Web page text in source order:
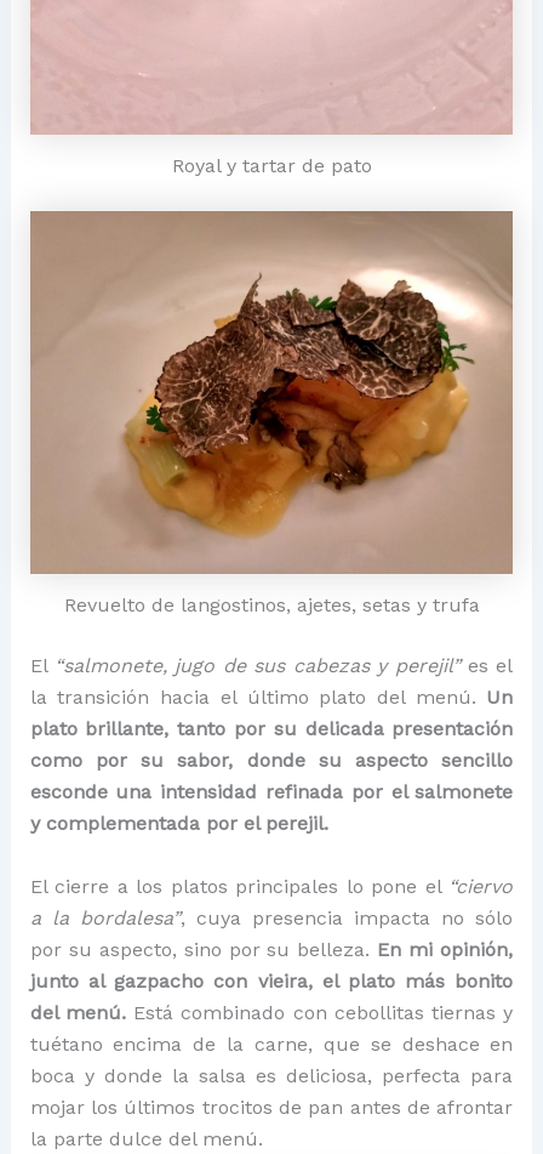
Royal y tartar de pato
Revuelto de langostinos, ajetes, setas y trufa
El “salmonete, jugo de sus cabezas y perejil”es el
la transición hacia el último plato del menú. Un
plato brillante, tanto por su delicada presentación
como por su sabor, donde su aspecto sencillo
esconde una intensidad refinada por el salmonete
y complementada por el perejil.
El cierre a los platos principales lo pone el “ciervo
a la bordalesa”, cuya presencia impacta no sólo
por su aspecto, sino por su belleza. En mi opinión,
junto al gazpacho con vieira, el plato más bonito
del menú.Está combinado con cebollitas tiernas y
tuétano encima de la carne, que se deshace en
boca y donde la salsa es deliciosa, perfecta para
mojar los últimos trocitos de pan antes de afrontar
la parte dulce del menú.